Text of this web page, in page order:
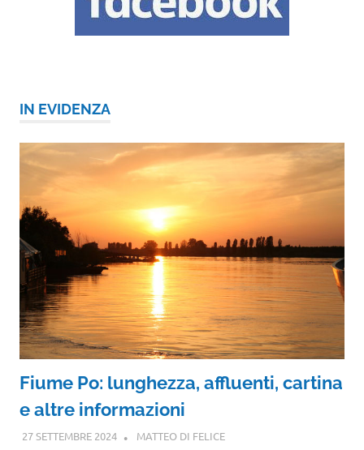
IN EVIDENZA
Fiume Po: lunghezza, affluenti, cartina
e altre informazioni
27 SETTEMBRE 2024 MATTEO DI FELICE